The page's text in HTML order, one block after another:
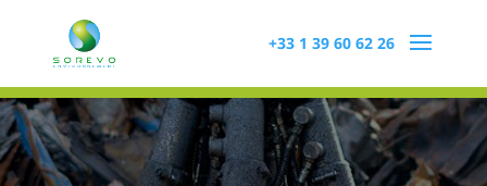
+33 1 39 60 62 26